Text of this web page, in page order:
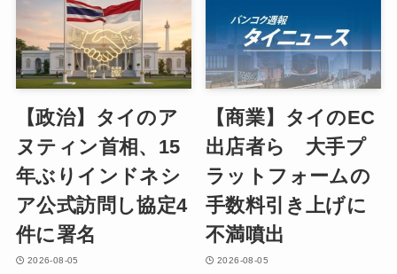
【政治】タイのア
ヌティン首相、15
年ぶりインドネシ
ア公式訪問し協定4
件に署名
2026-08-05
【商業】タイのEC
出店者ら 大手プ
ラットフォームの
手数料引き上げに
不満噴出
2026-08-05